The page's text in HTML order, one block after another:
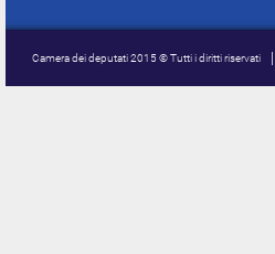
Camera dei deputati 2015 © Tutti i diritti riservati